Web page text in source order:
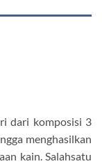
dari komposisi 3
menghasilkan
kain. Salahsatu